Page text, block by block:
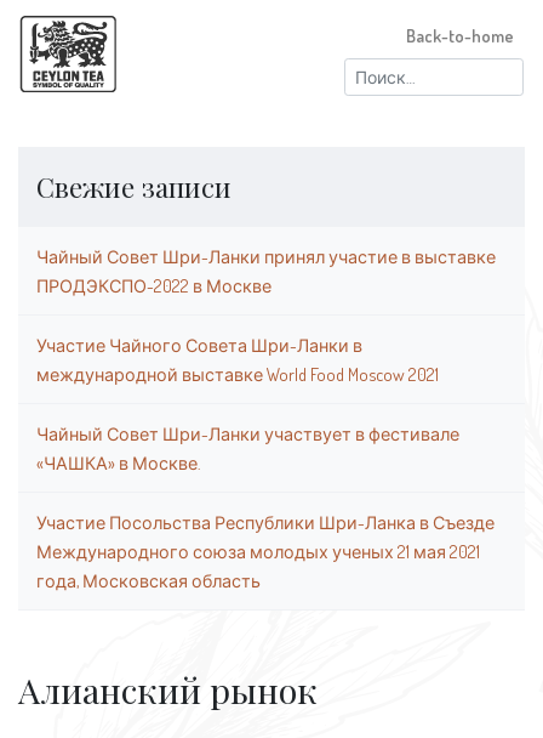
Найти:
Back-to-home
Свежие записи
Чайный Совет Шри-Ланки принял участие в выставке
ПРОДЭКСПО-2022 в Москве
Участие Чайного Совета Шри-Ланки в
международной выставке World Food Moscow 2021
Чайный Совет Шри-Ланки участвует в фестивале
«ЧАШКА» в Москве.
Участие Посольства Республики Шри-Ланка в Съезде
Международного союза молодых ученых 21 мая 2021
года, Московская область
Алианский рынок